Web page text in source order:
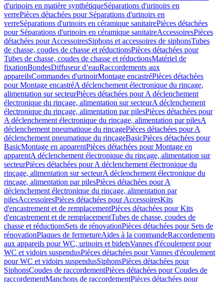
d'urinoirs en matière synthétiqueSéparations d'urinoirs en
verrePièces détachées pour Séparations d'urinoirs en
verreSéparations d'urinoirs en céramique sanitairePièces détachées
pour Séparations d'urinoirs en céramique sanitaireAccessoiresPièces
détachées pour AccessoiresSiphons et accessoires de siphonsTubes
de chasse, coudes de chasse et réductionsPièces détachées pour
Tubes de chasse, coudes de chasse et réductionsMatériel de
fixationBondesDiffuseur d’eauRaccordements aux
appareilsCommandes d'urinoirMontage encastréPièces détachées
pour Montage encastréA déclenchement électronique du rinçage,
alimentation sur secteurPièces détachées pour A déclenchement
électronique du rinçage, alimentation sur secteurA déclenchement
électronique du rinçage, alimentation par pilesPièces détachées pour
A déclenchement électronique du rinçage, alimentation par pilesA
déclenchement pneumatique du rinçagePièces détachées pour A
déclenchement pneumatique du rinçageBasicPièces détachées pour
BasicMontage en apparentPièces détachées pour Montage en
apparentA déclenchement électronique du rinçage, alimentation sur
secteurPièces détachées pour A déclenchement électronique du
rinçage, alimentation sur secteurA déclenchement électronique du
rinçage, alimentation par pilesPièces détachées pour A
déclenchement électronique du rinçage, alimentation par
pilesAccessoiresPièces détachées pour AccessoiresKits
d'encastrement et de remplacementPièces détachées pour Kits
d'encastrement et de remplacementTubes de chasse, coudes de
chasse et réductionsSets de rénovationPièces détachées pour Sets de
rénovationPlaques de fermetureAides à la commandeRaccordements
aux appareils pour WC, urinoirs et bidetsVannes d'écoulement pour
WC et vidoirs suspendusPièces détachées pour Vannes d'écoulement
pour WC et vidoirs suspendusSiphonsPièces détachées pour
SiphonsCoudes de raccordementPièces détachées pour Coudes de
raccordementManchons de raccordementPièces détachées pour